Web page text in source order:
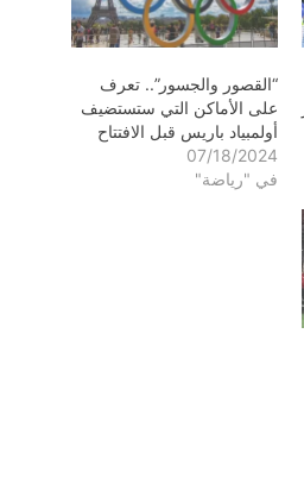
“القصور والجسور”.. تعرف
على الأماكن التي ستستضيف
أولمبياد باريس قبل الافتتاح
07/18/2024
في "رياضة"